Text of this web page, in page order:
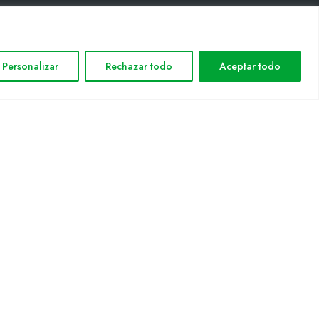
Personalizar Rechazar todo Aceptar todo
INFORMACIÓN LEGAL
Aviso legal